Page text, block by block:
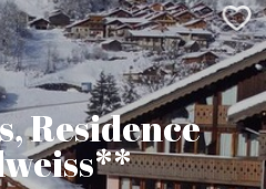
Residence